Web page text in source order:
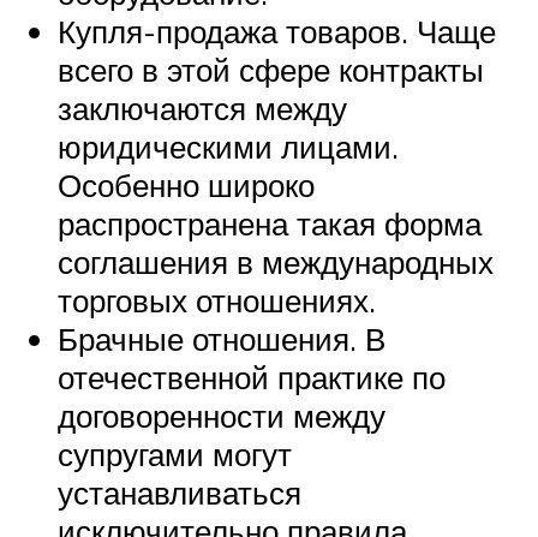
Купля-продажа товаров. Чаще
всего в этой сфере контракты
заключаются между
юридическими лицами.
Особенно широко
распространена такая форма
соглашения в международных
торговых отношениях.
Брачные отношения. В
отечественной практике по
договоренности между
супругами могут
устанавливаться